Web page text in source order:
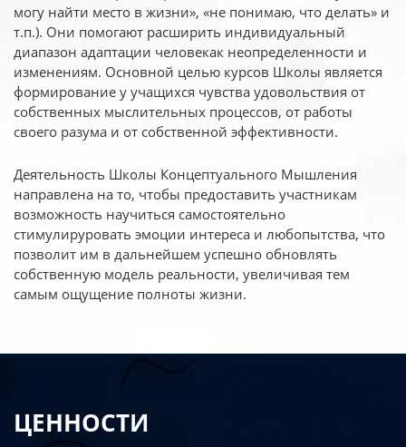
могу найти место в жизни», «не понимаю, что делать» и
т.п.). Они помогают расширить индивидуальный
диапазон адаптации человекак неопределенности и
изменениям. Основной целью курсов Школы является
формирование у учащихся чувства удовольствия от
собственных мыслительных процессов, от работы
своего разума и от собственной эффективности.
Деятельность Школы Концептуального Мышления
направлена на то, чтобы предоставить участникам
возможность научиться самостоятельно
стимулируровать эмоции интереса и любопытства, что
позволит им в дальнейшем успешно обновлять
собственную модель реальности, увеличивая тем
самым ощущение полноты жизни.
ЦЕННОСТИ